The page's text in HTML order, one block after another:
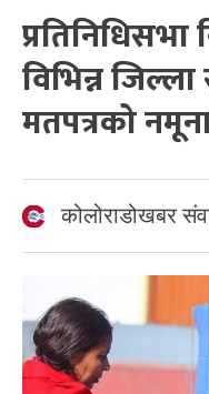
प्रतिनिधिसभा
विभिन्न जिल्ला
मतपत्रको
कोलोराडोखबर